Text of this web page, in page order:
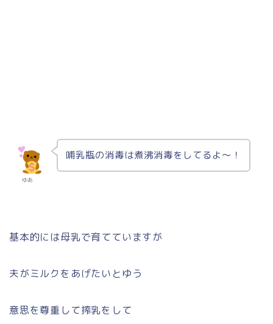
ゆあ
哺乳瓶の消毒は煮沸消毒をしてるよ〜！
基本的には母乳で育てていますが
夫がミルクをあげたいとゆう
意思を尊重して搾乳をして